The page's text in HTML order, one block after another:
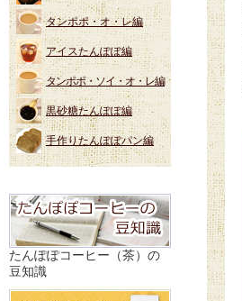
タンポポ・オ・レ編
アイスたんぽぽ編
タンポポ・ソイ・オ・レ編
黒砂糖たんぽぽ編
手作りたんぽぽパン編
たんぽぽコーヒー（茶）の
豆知識